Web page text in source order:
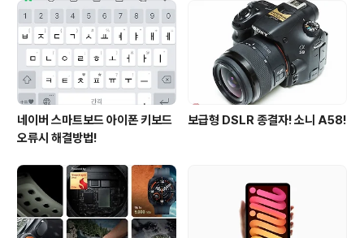
사용 후기
네이버 스마트보드 아이폰 키보드
오류시 해결방법!
보급형 DSLR 종결자! 소니 A58!